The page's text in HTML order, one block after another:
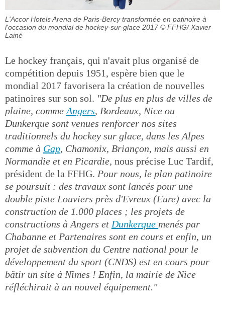
L'Accor Hotels Arena de Paris-Bercy transformée en patinoire à
l'occasion du mondial de hockey-sur-glace 2017 © FFHG/ Xavier
Lainé
Le hockey français, qui n'avait plus organisé de
compétition depuis 1951, espère bien que le
mondial 2017 favorisera la création de nouvelles
patinoires sur son sol. "De plus en plus de villes de
plaine, comme Angers, Bordeaux, Nice ou
Dunkerque sont venues renforcer nos sites
traditionnels du hockey sur glace, dans les Alpes
comme à Gap, Chamonix, Briançon, mais aussi en
Normandie et en Picardie, nous précise Luc Tardif,
président de la FFHG. Pour nous, le plan patinoire
se poursuit : des travaux sont lancés pour une
double piste Louviers près d'Evreux (Eure) avec la
construction de 1.000 places ; les projets de
constructions à Angers et Dunkerque menés par
Chabanne et Partenaires sont en cours et enfin, un
projet de subvention du Centre national pour le
développement du sport (CNDS) est en cours pour
bâtir un site à Nîmes ! Enfin, la mairie de Nice
réfléchirait à un nouvel équipement."